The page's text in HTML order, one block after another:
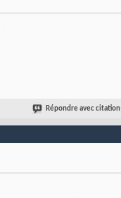
Répondre avec citation